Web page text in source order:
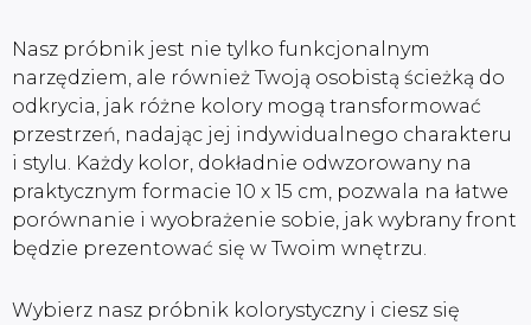
Nasz próbnik jest nie tylko funkcjonalnym
narzędziem, ale również Twoją osobistą ścieżką do
odkrycia, jak różne kolory mogą transformować
przestrzeń, nadając jej indywidualnego charakteru
i stylu. Każdy kolor, dokładnie odwzorowany na
praktycznym formacie 10 x 15 cm, pozwala na łatwe
porównanie i wyobrażenie sobie, jak wybrany front
będzie prezentować się w Twoim wnętrzu.
Wybierz nasz próbnik kolorystyczny i ciesz się